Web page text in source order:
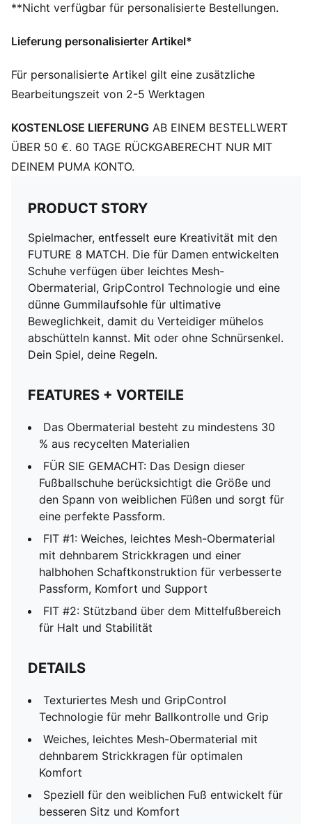
Schaftkonstruktion für verbesserte Passform, Komfort
FIT #2: Stützband über dem Mittelfußbereich für Halt
DETAILS
Texturiertes Mesh und GripControl Technologie für
Weiches, leichtes Mesh-Obermaterial mit dehnbarem
Strickkragen für optimalen Komfort
Speziell für den weiblichen Fuß entwickelt für
mehr Grip und Ballkontrolle
Dünne Gummilaufsohle mit Stollen und EVA-
Zwischensohle
Mit oder ohne Schnürsenkel
TT: Geeignet für harte Naturböden und Kunstrasen
(2G)
**Nicht verfügbar für personalisierte Bestellungen.
Lieferung personalisierter Artikel*
Für personalisierte Artikel gilt eine zusätzliche
Bearbeitungszeit von 2-5 Werktagen
KOSTENLOSE LIEFERUNG AB EINEM BESTELLWERT
ÜBER 50 €. 60 TAGE RÜCKGABERECHT NUR MIT
DEINEM PUMA KONTO.
PRODUCT STORY
Spielmacher, entfesselt eure Kreativität mit den
FUTURE 8 MATCH. Die für Damen entwickelten
Schuhe verfügen über leichtes Mesh-
Obermaterial, GripControl Technologie und eine
dünne Gummilaufsohle für ultimative
Beweglichkeit, damit du Verteidiger mühelos
abschütteln kannst. Mit oder ohne Schnürsenkel.
Dein Spiel, deine Regeln.
FEATURES + VORTEILE
Das Obermaterial besteht zu mindestens 30
% aus recycelten Materialien
FÜR SIE GEMACHT: Das Design dieser
Fußballschuhe berücksichtigt die Größe und
den Spann von weiblichen Füßen und sorgt für
eine perfekte Passform.
FIT #1: Weiches, leichtes Mesh-Obermaterial
mit dehnbarem Strickkragen und einer
halbhohen Schaftkonstruktion für verbesserte
Passform, Komfort und Support
FIT #2: Stützband über dem Mittelfußbereich
für Halt und Stabilität
DETAILS
Texturiertes Mesh und GripControl
Technologie für mehr Ballkontrolle und Grip
Weiches, leichtes Mesh-Obermaterial mit
dehnbarem Strickkragen für optimalen
Komfort
Speziell für den weiblichen Fuß entwickelt für
besseren Sitz und Komfort